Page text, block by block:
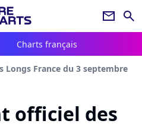
newsletter search
Charts français
Longs France du 3 septembre
officiel des